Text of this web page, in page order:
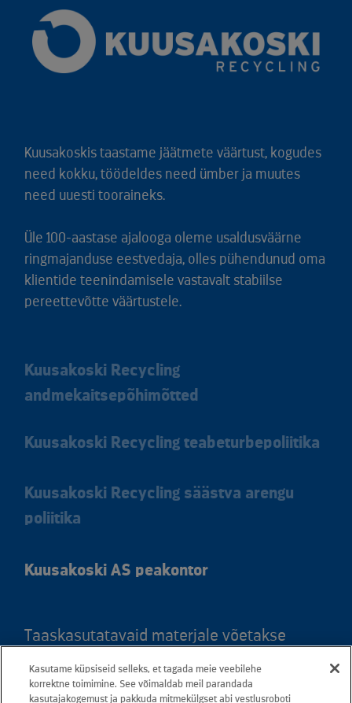
Kuusakoskis taastame jäätmete väärtust, kogudes
need kokku, töödeldes need ümber ja muutes
need uuesti tooraineks.
Üle 100-aastase ajalooga oleme usaldusväärne
ringmajanduse eestvedaja, olles pühendunud oma
klientide teenindamisele vastavalt stabiilse
pereettevõtte väärtustele.
Kuusakoski Recycling
andmekaitsepõhimõtted
Kuusakoski Recycling teabeturbepoliitika
Kuusakoski Recycling säästva arengu
poliitika
Kuusakoski AS peakontor
Taaskasutatavaid materjale võetakse
Kaardil klõpsates leiate kõigi maakondade
Kasutame küpsiseid selleks, et tagada meie veebilehe
korrektne toimimine. See võimaldab meil parandada
kasutajakogemust ja pakkuda mitmekülgset abi vestlusroboti